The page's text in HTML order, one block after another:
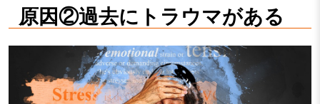
原因②過去にトラウマがある